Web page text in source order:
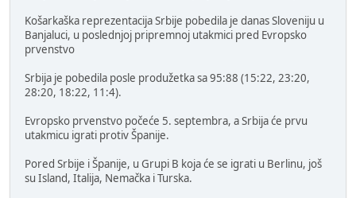
Košarkaška reprezentacija Srbije pobedila je danas Sloveniju u
Banjaluci, u poslednjoj pripremnoj utakmici pred Evropsko
prvenstvo
Srbija je pobedila posle produžetka sa 95:88 (15:22, 23:20,
28:20, 18:22, 11:4).
Evropsko prvenstvo počeće 5. septembra, a Srbija će prvu
utakmicu igrati protiv Španije.
Pored Srbije i Španije, u Grupi B koja će se igrati u Berlinu, još
su Island, Italija, Nemačka i Turska.